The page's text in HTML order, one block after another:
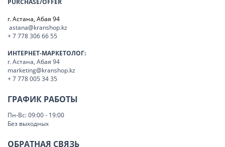
PURCHASE/OFFER
г. Астана, Абая 94
astana@kranshop.kz
+ 7 778 306 66 55
ИНТЕРНЕТ-МАРКЕТОЛОГ:
г. Астана, Абая 94
marketing@kranshop.kz
+ 7 778 005 34 35
ГРАФИК РАБОТЫ
Пн-Вс: 09:00 - 19:00
Без выходных
ОБРАТНАЯ СВЯЗЬ